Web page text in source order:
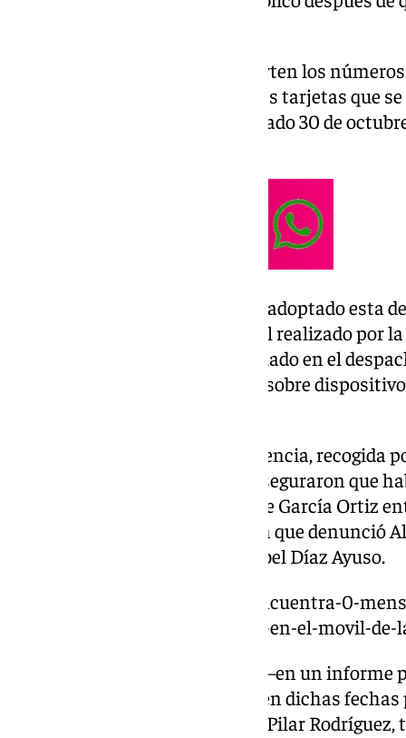
En concreto, ordena que se aporten los
de los teléfonos «asociados» a las tarjetas que
despacho de García Ortiz el pasado 30 de
El instructor Ángel Hurtado ha adoptado esta
obtenido tras el informe pericial realizado por
intervenido en el registro efectuado en el
y en razón a los datos obrantes sobre
El magistrado dicta esta providencia, recogida
informe en el que los agentes aseguraron que
mensajes» en los dispositivos de García Ortiz
clave para la presunta filtración que denunció
de la presidenta madrileña, Isabel Díaz Ayuso.
https://www.101tv.es/la-uco-encuentra-0-
fiscal-general-pero-si-los-hallo-en-el-movil-
No obstante, cabe recordar que –en un
mensajes enviados y recibidos en dichas
fiscal jefa provincial de Madrid, Pilar